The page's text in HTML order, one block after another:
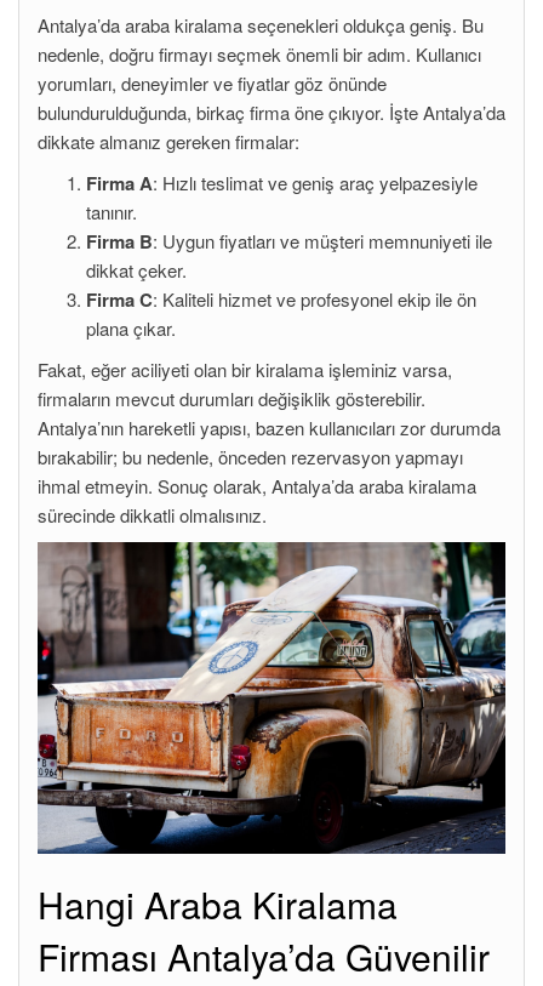
Antalya’da araba kiralama seçenekleri oldukça geniş. Bu
nedenle, doğru firmayı seçmek önemli bir adım. Kullanıcı
yorumları, deneyimler ve fiyatlar göz önünde
bulundurulduğunda, birkaç firma öne çıkıyor. İşte Antalya’da
dikkate almanız gereken firmalar:
Firma A: Hızlı teslimat ve geniş araç yelpazesiyle
tanınır.
Firma B: Uygun fiyatları ve müşteri memnuniyeti ile
dikkat çeker.
Firma C: Kaliteli hizmet ve profesyonel ekip ile ön
plana çıkar.
Fakat, eğer aciliyeti olan bir kiralama işleminiz varsa,
firmaların mevcut durumları değişiklik gösterebilir.
Antalya’nın hareketli yapısı, bazen kullanıcıları zor durumda
bırakabilir; bu nedenle, önceden rezervasyon yapmayı
ihmal etmeyin. Sonuç olarak, Antalya’da araba kiralama
sürecinde dikkatli olmalısınız.
Hangi Araba Kiralama
Firması Antalya’da Güvenilir